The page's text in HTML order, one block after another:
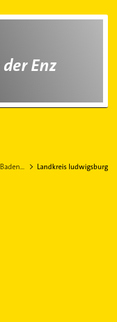
Enz
Baden-Württemberg Landkreis ludwigsburg